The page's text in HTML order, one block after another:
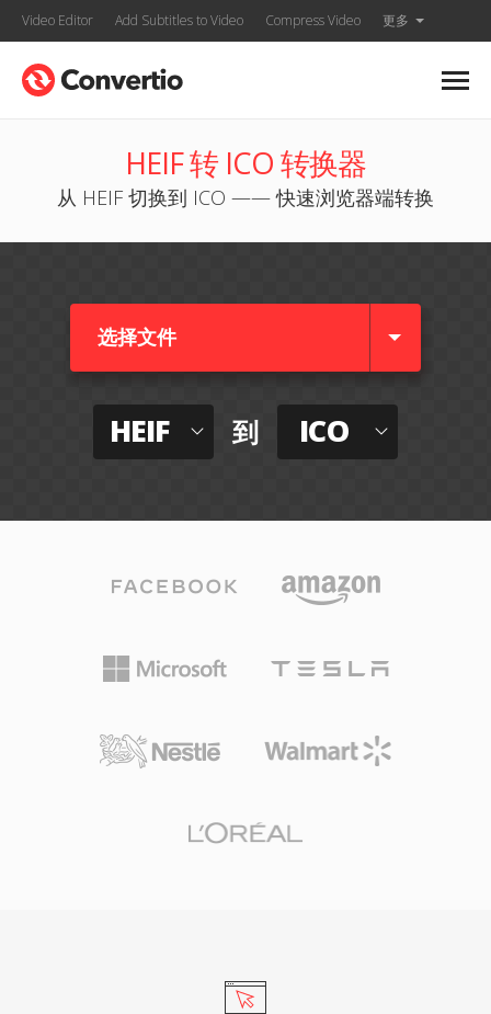
Video Editor Add Subtitles to Video Compress Video 更多
HEIF 转 ICO 转换器
从 HEIF 切换到 ICO —— 快速浏览器端转换
选择文件
HEIF 到 ICO